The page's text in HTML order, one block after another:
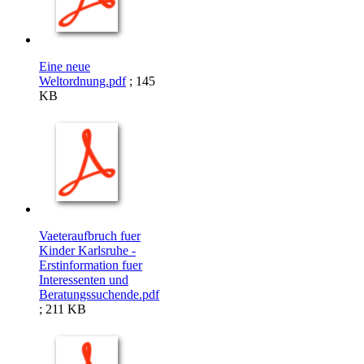
Eine neue
Weltordnung.pdf; 145
KB
Vaeteraufbruch fuer
Kinder Karlsruhe -
Erstinformation fuer
Interessenten und
Beratungssuchende.pdf
; 211 KB